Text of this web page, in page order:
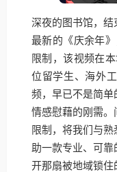
深夜的图书馆，
最新的《庆余年
限制，该视频在
位留学生、海外
频，早已不是简
情感慰藉的刚需
限制，将我们与
助一款专业、可
开那扇被地域锁